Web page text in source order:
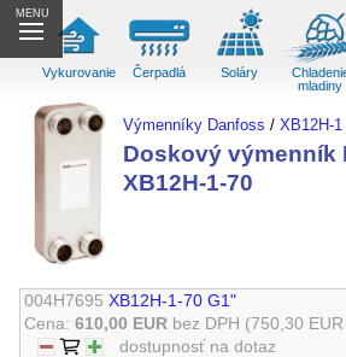
MENU
Vykurovanie Čerpadlá Soláry
mladiny
Výmenníky Danfoss /XB12H-1
Doskový výmenník
XB12H-1-70
004H7695 XB12H-1-70 G1"
Cena:610,00 EUR bez DPH (750,30
dostupnosť na dotaz